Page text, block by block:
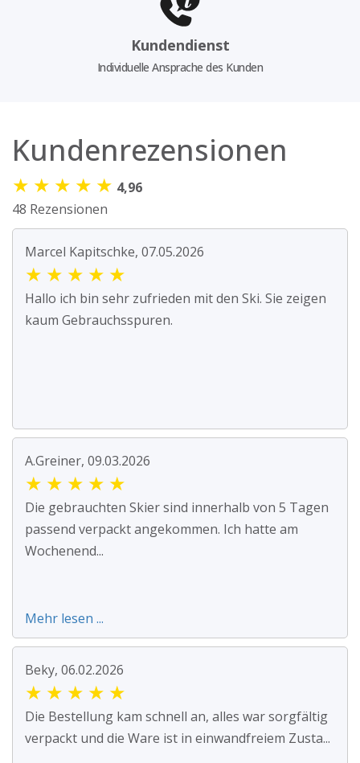
Kundendienst
Individuelle Ansprache des Kunden
Kundenrezensionen
★ ★ ★ ★ ★ 4,96
48 Rezensionen
Marcel Kapitschke, 07.05.2026
★ ★ ★ ★ ★
Hallo ich bin sehr zufrieden mit den Ski. Sie zeigen
kaum Gebrauchsspuren.
A.Greiner, 09.03.2026
★ ★ ★ ★ ★
Die gebrauchten Skier sind innerhalb von 5 Tagen
passend verpackt angekommen. Ich hatte am
Wochenend...
Mehr lesen ...
Beky, 06.02.2026
★ ★ ★ ★ ★
Die Bestellung kam schnell an, alles war sorgfältig
verpackt und die Ware ist in einwandfreiem Zusta...